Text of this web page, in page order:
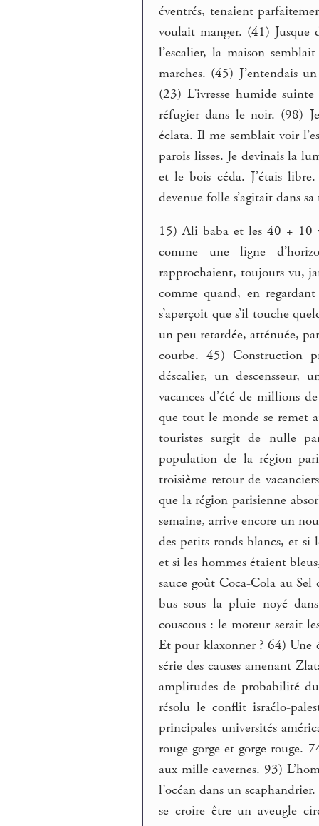
éventrés, tenaient
voulait manger. (41) Jusque
l’escalier, la maison
marches. (45) J’entendais
(23) L’ivresse humide
réfugier dans le noir. (98)
éclata. Il me semblait voir
parois lisses. Je devinais la
et le bois céda. J’étais
devenue folle s’agitait dans
15) Ali baba et les 40 + 10
comme une ligne
rapprochaient, toujours vu,
comme quand, en
s’aperçoit que s’il touche
un peu retardée, atténuée,
courbe. 45) Construction
déscalier, un descensseur,
vacances d’été de millions
que tout le monde se remet
touristes surgit de nulle
population de la région
troisième retour de
que la région parisienne
semaine, arrive encore un
des petits ronds blancs, et si
et si les hommes étaient
sauce goût Coca-Cola au
bus sous la pluie noyé
couscous : le moteur serait
Et pour klaxonner ? 64) Une
série des causes amenant
amplitudes de probabilité
résolu le conflit israélo-
principales universités
rouge gorge et gorge rouge.
aux mille cavernes. 93)
l’océan dans un
se croire être un aveugle